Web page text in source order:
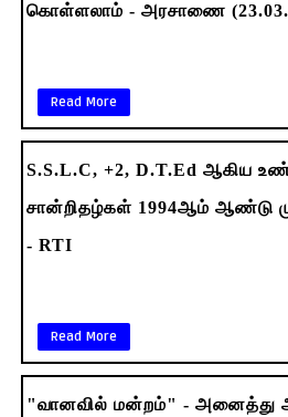
கொள்ளலாம் - அரசாணை
Read More
S.S.L.C, +2, D.T.Ed ஆகிய
சான்றிதழ்கள் 1994ஆம் ஆண்டு
- RTI
Read More
"வானவில் மன்றம்" - அனைத்து